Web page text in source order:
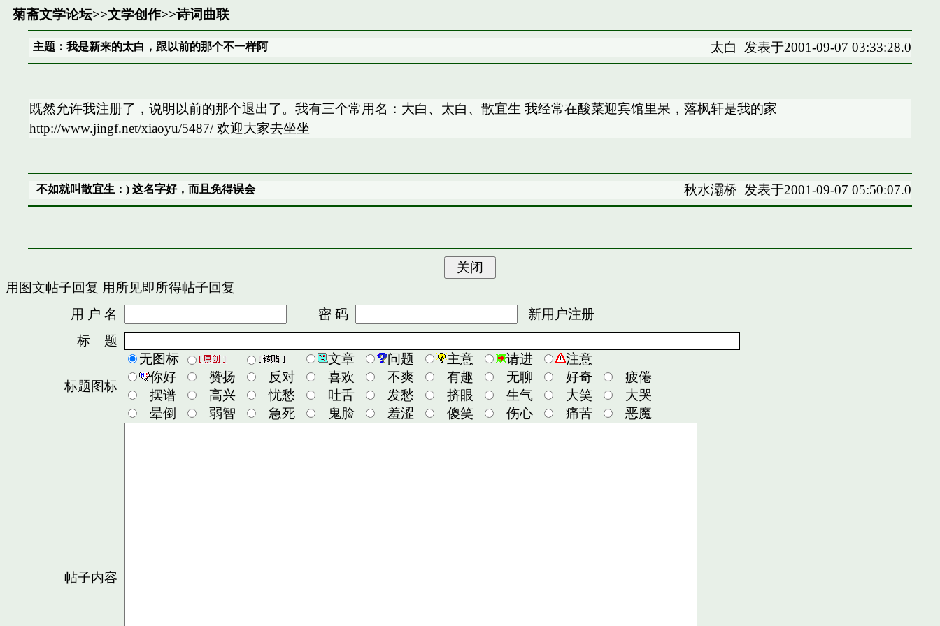
菊斋文学论坛>>文学创作>>诗词曲联
主题：我是新来的太白，跟以前的那个不一样阿 太白 发表于2001-09-07 03:33:28.0
既然允许我注册了，说明以前的那个退出了。我有三个常用名：大白、太白、散宜生 我经常在酸菜迎宾馆里呆，落枫轩是我的家
http://www.jingf.net/xiaoyu/5487/ 欢迎大家去坐坐
不如就叫散宜生：) 这名字好，而且免得误会 秋水灞桥 发表于2001-09-07 05:50:07.0
用图文帖子回复 用所见即所得帖子回复
用 户 名
密 码
新用户注册
标 题
标题图标
无图标 文章 问题 主意 请进
注意
你好
赞扬 反对 喜欢 不爽 有趣 无聊 好奇
疲倦
摆谱
高兴 忧愁 吐舌 发愁 挤眼 生气 大笑
大哭
晕倒
弱智 急死 鬼脸 羞涩 傻笑 伤心 痛苦 恶魔
帖子内容